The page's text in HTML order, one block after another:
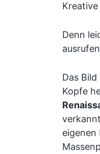
Denn
Das Bild
Kopfe
eigenen